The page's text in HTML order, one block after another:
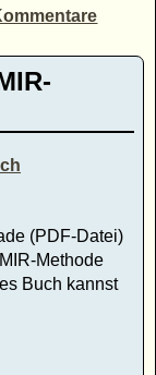
(PDF-Datei)
Methode
Buch kannst